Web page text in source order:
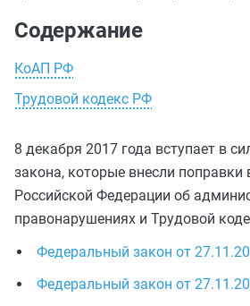
Содержание
КоАП РФ
Трудовой кодекс РФ
8 декабря 2017 года вступает в
закона, которые внесли поправки
Российской Федерации об
правонарушениях и Трудовой
Федеральный закон от
Федеральный закон от